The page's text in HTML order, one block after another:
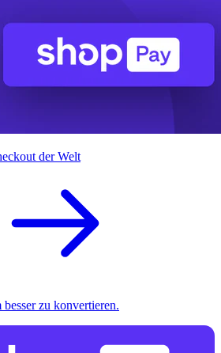
der Welt
zu konvertieren.